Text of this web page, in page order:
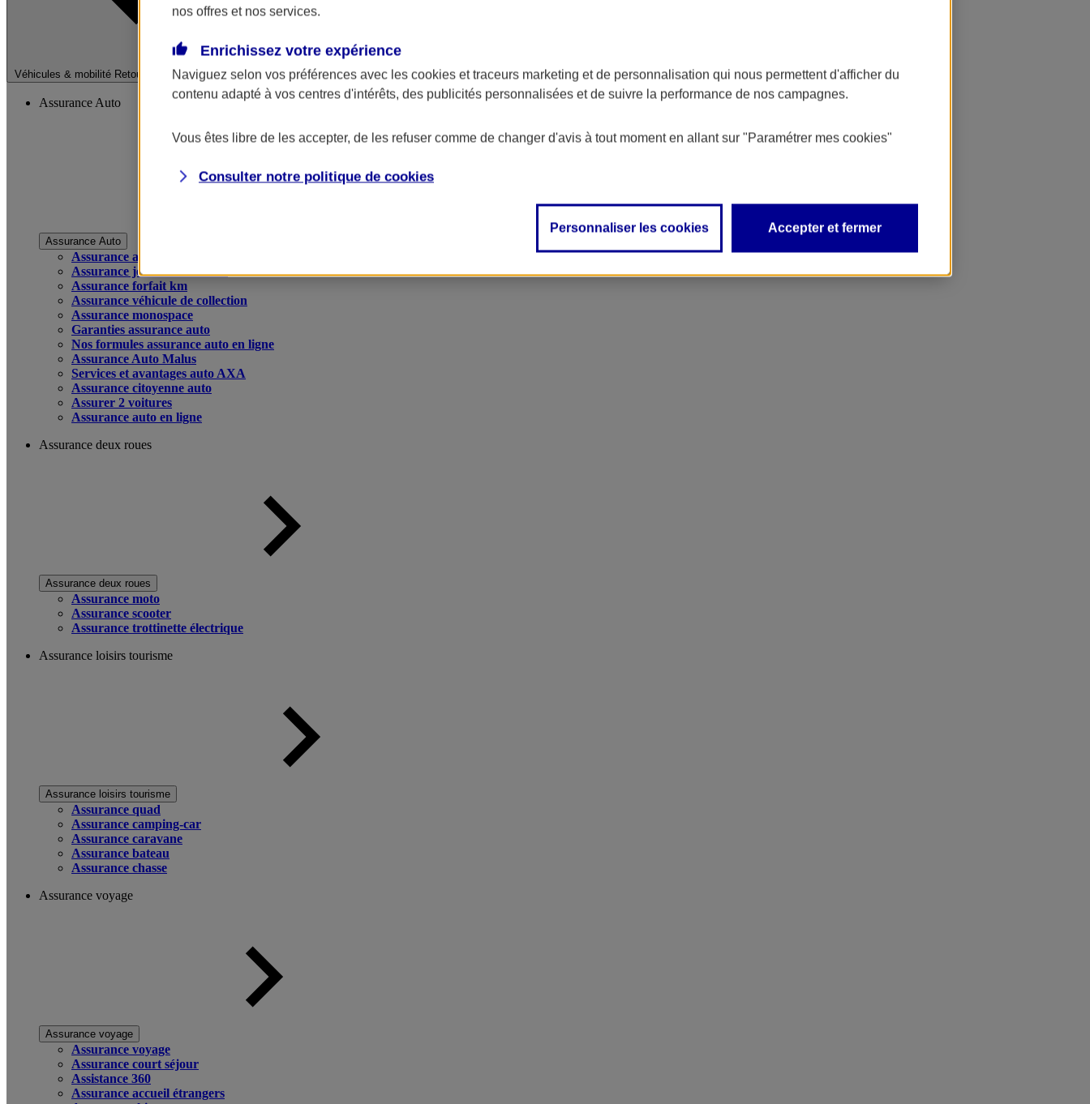
Véhicules & mobilité Retour à la section précédente
Fermer le menu principal
Assurance Auto
Assurance Auto
Assurance auto
Assurance jeune conducteur
Assurance forfait km
Assurance véhicule de collection
Assurance monospace
Garanties assurance auto
Nos formules assurance auto en ligne
Assurance Auto Malus
Services et avantages auto AXA
Assurance citoyenne auto
Assurer 2 voitures
Assurance auto en ligne
Assurance deux roues
Assurance deux roues
Assurance moto
Assurance scooter
Assurance trottinette électrique
Assurance loisirs tourisme
Assurance loisirs tourisme
Assurance quad
Assurance camping-car
Assurance caravane
Assurance bateau
Assurance chasse
Assurance voyage
Assurance voyage
Assurance voyage
Assurance court séjour
Assistance 360
Assurance accueil étrangers
nos offres et nos services.
Enrichissez votre expérience
Naviguez selon vos préférences avec les cookies et traceurs marketing et de personnalisation qui nous permettent d'afficher du
contenu adapté à vos centres d'intérêts, des publicités personnalisées et de suivre la performance de nos campagnes.
Vous êtes libre de les accepter, de les refuser comme de changer d'avis à tout moment en allant sur "Paramétrer mes cookies"
Consulter notre politique de cookies
Personnaliser les cookies Accepter et fermer